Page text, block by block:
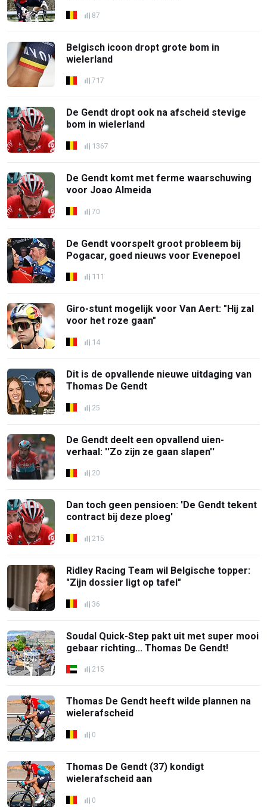
87
Belgisch icoon dropt grote bom in
wielerland
717
De Gendt dropt ook na afscheid stevige
bom in wielerland
1367
De Gendt komt met ferme waarschuwing
voor Joao Almeida
70
De Gendt voorspelt groot probleem bij
Pogacar, goed nieuws voor Evenepoel
111
Giro-stunt mogelijk voor Van Aert: "Hij zal
voor het roze gaan"
14
Dit is de opvallende nieuwe uitdaging van
Thomas De Gendt
25
De Gendt deelt een opvallend uien-
verhaal: ''Zo zijn ze gaan slapen''
20
Dan toch geen pensioen: 'De Gendt tekent
contract bij deze ploeg'
215
Ridley Racing Team wil Belgische topper:
"Zijn dossier ligt op tafel"
36
Soudal Quick-Step pakt uit met super mooi
gebaar richting... Thomas De Gendt!
215
Thomas De Gendt heeft wilde plannen na
wielerafscheid
0
Thomas De Gendt (37) kondigt
wielerafscheid aan
0